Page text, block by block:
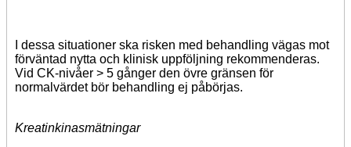
I dessa situationer ska risken med behandling vägas mot
förväntad nytta och klinisk uppföljning rekommenderas.
Vid CK-nivåer > 5 gånger den övre gränsen för
normalvärdet bör behandling ej påbörjas.
Kreatinkinasmätningar